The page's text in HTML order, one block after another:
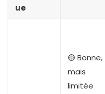
ue
🟡 Bonne,
mais
limitée